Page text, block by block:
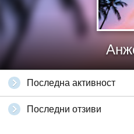
Последна активност
Последни отзиви